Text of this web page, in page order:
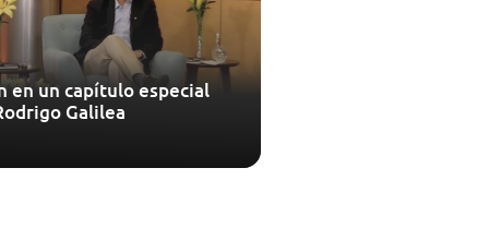
en un capítulo especial
Galilea